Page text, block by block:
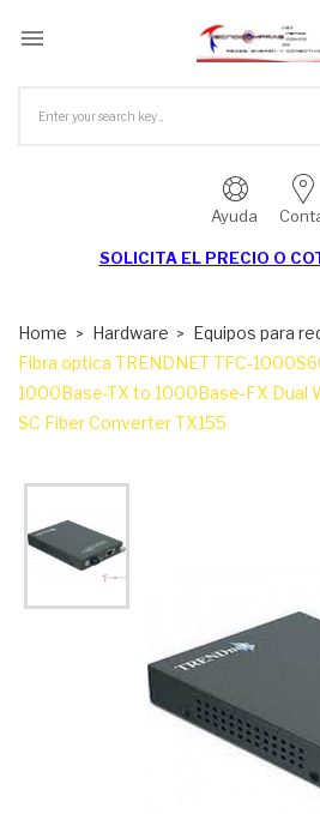

Ayuda
SOLICITA EL PRECIO O
Home Hardware
Equipos para
Fibra optica TRENDNET TFC-
1000Base-TX to 1000Base-FX Dual
SC Fiber Converter TX155